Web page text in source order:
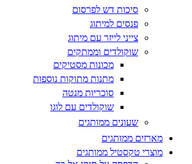
סיכות דש לפרסום
פנסים למיתוג
צייני לייזר עם מיתוג
שוקולדים וממתקים
מכונות מסטיקים
מתנות מתוקות נוספות
סוכריות מנטה
שוקולדים עם לוגו
שעונים ממותגים
מארזים ממותגים
מוצרי טקסטיל ממותגים